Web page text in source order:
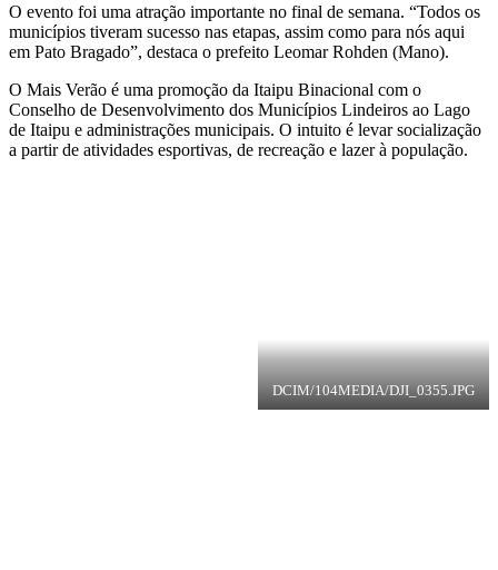
O evento foi uma atração importante no final de semana. “Todos os
municípios tiveram sucesso nas etapas, assim como para nós aqui
em Pato Bragado”, destaca o prefeito Leomar Rohden (Mano).
O Mais Verão é uma promoção da Itaipu Binacional com o
Conselho de Desenvolvimento dos Municípios Lindeiros ao Lago
de Itaipu e administrações municipais. O intuito é levar socialização
a partir de atividades esportivas, de recreação e lazer à população.
DCIM/104MEDIA/DJI_0355.JPG